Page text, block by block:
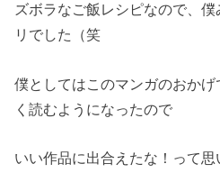
ズボラなご飯レシピなので、
リでした（笑
僕としてはこのマンガのおか
く読むようになったので
いい作品に出合えたな！って思